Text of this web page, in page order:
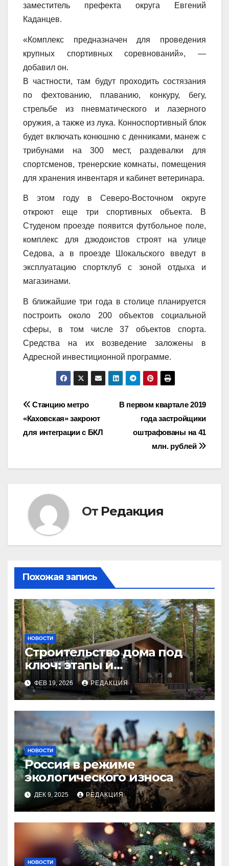
заместитель префекта округа Евгений
Каданцев.
«Комплекс предназначен для проведения
крупных спортивных соревнований», —
добавил он.
В частности, там будут проходить состязания
по фехтованию, плаванию, конкуру, бегу,
стрельбе из пневматического и лазерного
оружия, а также из лука. Конноспортивный блок
будет включать конюшню с денниками, манеж с
трибунами на 300 мест, раздевалки для
спортсменов, тренерские комнаты, помещения
для хранения инвентаря и кабинет ветеринара.
В этом году в Северо-Восточном округе
откроют еще три спортивных объекта. В
Студеном проезде появится футбольное поле,
комплекс для дзюдоистов строят на улице
Седова, а в проезде Шокальского введут в
эксплуатацию спортклуб с зоной отдыха и
магазинами.
В ближайшие три года в столице планируется
построить около 200 объектов социальной
сферы, в том числе 37 объектов спорта.
Средства на их возведение заложены в
Адресной инвестиционной программе.
Навигация
по
В первом квартале 2019
года застройщики
оштрафованы на 41
млн. рублей
Станцию метро
«Каховская» закроют
для интеграции с БКЛ
От Редакция
Похожая запись
НОВОСТИ
Строительство дома под
ключ: этапы и
планирование бюджета
ФЕВ 19, 2026 РЕДАКЦИЯ
НОВОСТИ
Россия в режиме
экологического износа
ДЕК 9, 2025 РЕДАКЦИЯ
НОВОСТИ